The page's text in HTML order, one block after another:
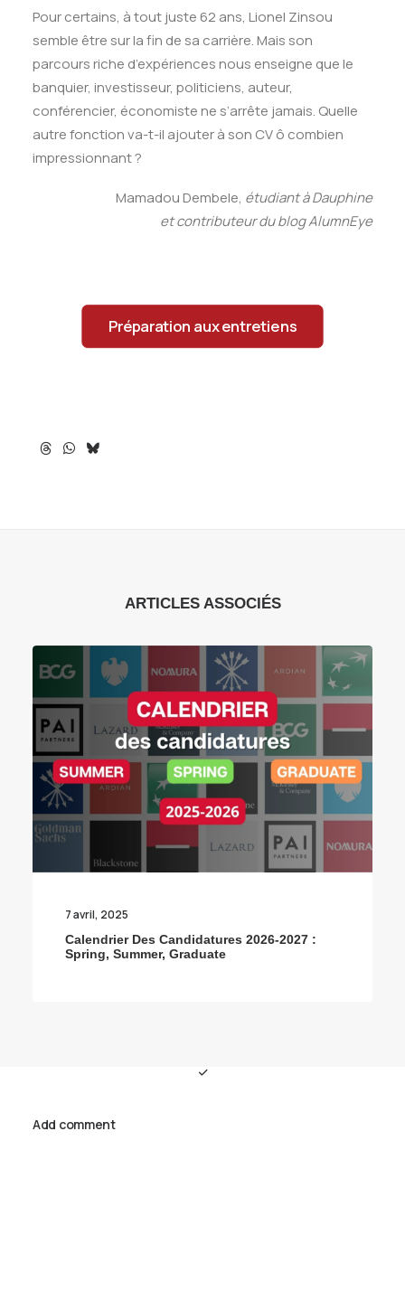
Pour certains, à tout juste 62 ans, Lionel Zinsou
semble être sur la fin de sa carrière. Mais son
parcours riche d’expériences nous enseigne que le
banquier, investisseur, politiciens, auteur,
conférencier, économiste ne s’arrête jamais. Quelle
autre fonction va-t-il ajouter à son CV ô combien
impressionnant ?
Mamadou Dembele, étudiant à Dauphine
et contributeur du blog AlumnEye
Préparation aux entretiens
ARTICLES ASSOCIÉS
7 avril, 2025
Calendrier Des Candidatures 2026-2027 :
Spring, Summer, Graduate
Add comment